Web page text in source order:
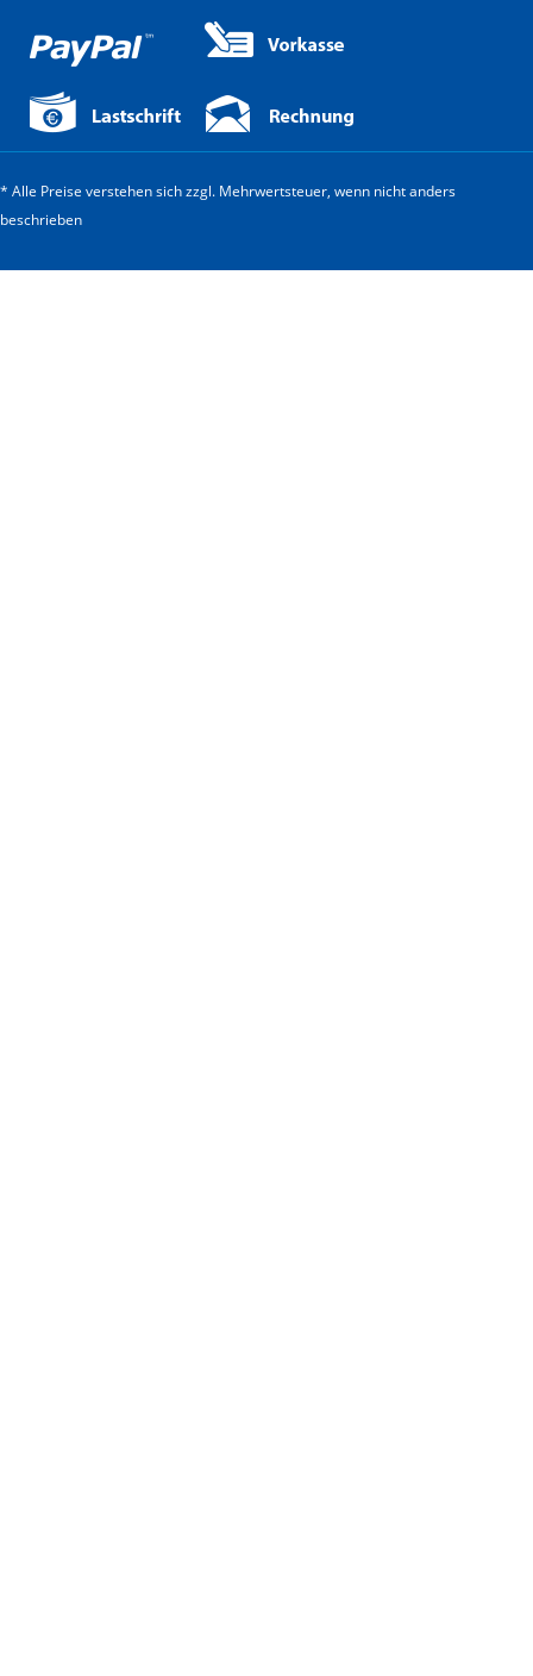
* Alle Preise verstehen sich zzgl. Mehrwertsteuer, wenn nicht anders
beschrieben